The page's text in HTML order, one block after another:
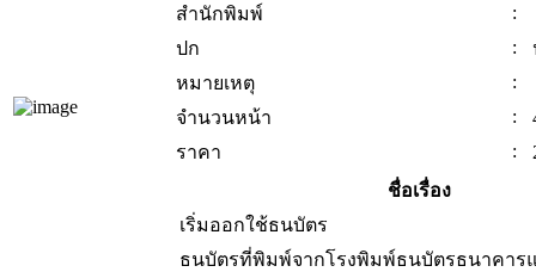
สำนักพิมพ์
:
ปก
:
หมายเหตุ
:
จำนวนหน้า
:
ราคา
:
ชื่อเรื่อง
เริ่มออกใช้ธนบัตร
ธนบัตรที่พิมพ์จากโรงพิมพ์ธนบัตรธนาคาร